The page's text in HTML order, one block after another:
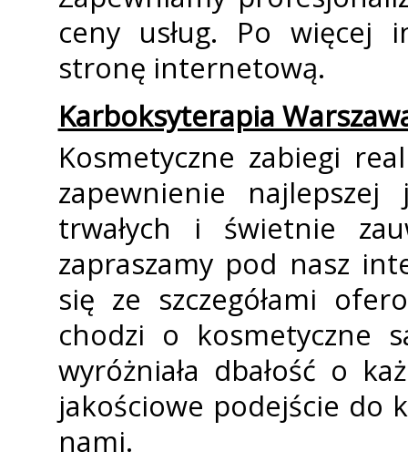
ceny usług. Po więcej
stronę internetową.
Karboksyterapia
Kosmetyczne zabiegi
zapewnienie
trwałych i świetnie
zapraszamy pod nasz
się ze szczegółami
chodzi o kosmetyczne
wyróżniała dbałość o
jakościowe podejście do
nami.